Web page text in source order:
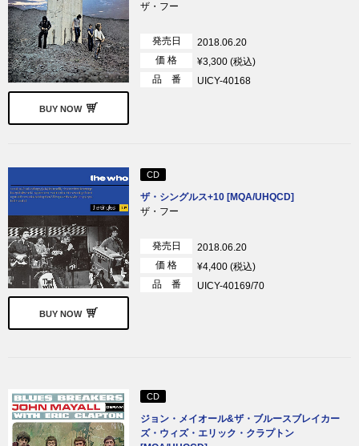
BUY NOW
ザ・フー
発売日
2018.06.20
価 格
¥3,300 (税込)
品 番
UICY-40168
BUY NOW
CD
ザ・シングルス+10 [MQA/UHQCD]
ザ・フー
発売日
2018.06.20
価 格
¥4,400 (税込)
品 番
UICY-40169/70
CD
ジョン・メイオール&ザ・ブルースブレイカー
ズ・ウィズ・エリック・クラプトン